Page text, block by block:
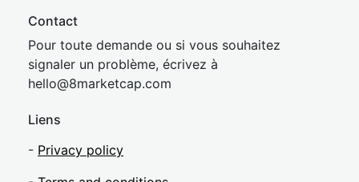
Contact
Pour toute demande ou si vous souhaitez
signaler un problème, écrivez à
hello@8marketcap.com
Liens
- Privacy policy